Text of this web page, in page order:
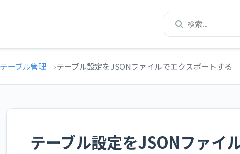
テーブル管理 テーブル設定をJSONファイルでエクスポートする
テーブル設定をJSONファイ